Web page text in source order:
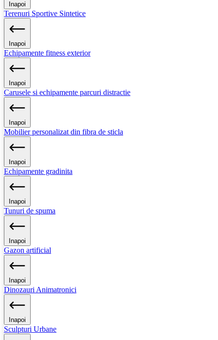
Inapoi
Terenuri Sportive Sintetice
Inapoi
Echipamente fitness exterior
Inapoi
Carusele si echipamente parcuri distractie
Inapoi
Mobilier personalizat din fibra de sticla
Inapoi
Echipamente gradinita
Inapoi
Tunuri de spuma
Inapoi
Gazon artificial
Inapoi
Dinozauri Animatronici
Inapoi
Sculpturi Urbane